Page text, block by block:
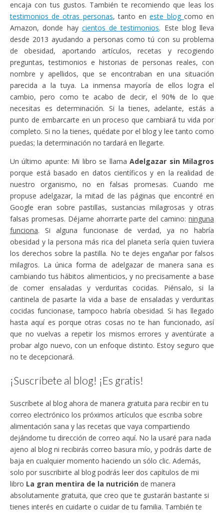
encaja con tus gustos. También te recomiendo que leas los
testimonios de otras personas, tanto eneste blog como en
Amazon, donde hay cientos de testimonios. Este blog lleva
desde 2013 ayudando a personas como tú con su problema
de obesidad, aportando artículos, recetas y recogiendo
preguntas, testimonios e historias de personas reales, con
nombre y apellidos, que se encontraban en una situación
parecida a la tuya. La inmensa mayoría de ellos logra el
cambio, pero como te acabo de decir, el 90% de lo que
necesitas es determinación. Si la tienes, adelante, estás a
punto de embarcarte en un proceso que cambiará tu vida por
completo. Si no la tienes, quédate por el blog y lee tanto como
puedas; la determinación no tardará en llegarte.
Un último apunte: Mi libro se llamaAdelgazar sin Milagros
porque está basado en datos científicos y en la realidad de
nuestro organismo, no en falsas promesas. Cuando me
propuse adelgazar, la mitad de las páginas que encontré en
Google eran sobre pastillas, sustancias milagrosas y otras
falsas promesas. Déjame ahorrarte parte del camino: ninguna
funciona. Si alguna funcionase de verdad, ya no habría
obesidad y la persona más rica del planeta sería quien tuviera
los derechos sobre la pastilla. No te dejes engañar por falsos
milagros. La única forma de adelgazar de manera sana es
cambiando tus hábitos alimenticios, y no precisamente a base
de comer ensaladas y verduritas cocidas. Piénsalo, si la
cantinela de pasarte la vida a base de ensaladas y verduritas
cocidas funcionase, tampoco habría obesidad. Si has llegado
hasta aquí es porque otras cosas no te han funcionado, así
que no vuelvas a repetir los mismos errores y aventúrate a
probar algo nuevo, con un enfoque distinto. Estoy seguro que
no te decepcionará.
¡Suscríbete al blog! ¡Es gratis!
Suscríbete al blog ahora de manera gratuita para recibir en tu
correo electrónico los próximos artículos que escriba sobre
alimentación sana y las recetas que vaya compartiendo
dejándome tu dirección de correo aquí. No la usaré para nada
ajeno al blog ni recibirás correo basura mío, y podrás darte de
baja en cualquier momento haciendo un sólo clic. Además,
solo por suscribirte al blog podrás leer dos capítulos de mi
libro La gran mentira de la nutrición de manera
absolutamente gratuita, que creo que te gustarán bastante si
tienes interés en cuidarte o cuidar de tu familia. También te